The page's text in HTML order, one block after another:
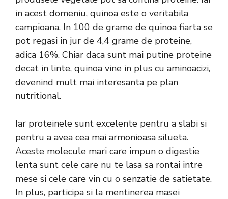
in acest domeniu, quinoa este o veritabila
campioana. In 100 de grame de quinoa fiarta se
pot regasi in jur de 4,4 grame de proteine,
adica 16%. Chiar daca sunt mai putine proteine
decat in linte, quinoa vine in plus cu aminoacizi,
devenind mult mai interesanta pe plan
nutritional.
Iar proteinele sunt excelente pentru a slabi si
pentru a avea cea mai armonioasa silueta.
Aceste molecule mari care impun o digestie
lenta sunt cele care nu te lasa sa rontai intre
mese si cele care vin cu o senzatie de satietate.
In plus, participa si la mentinerea masei